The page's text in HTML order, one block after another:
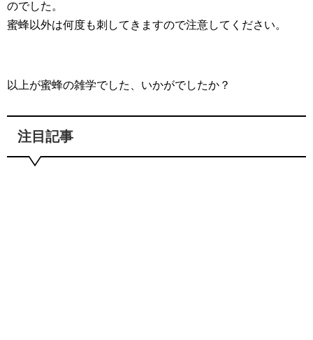
のでした。
蜜蜂以外は何度も刺してきますので注意してください。
以上が蜜蜂の雑学でした、いかがでしたか？
注目記事